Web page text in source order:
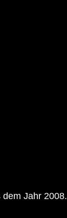
Jahr 2008.